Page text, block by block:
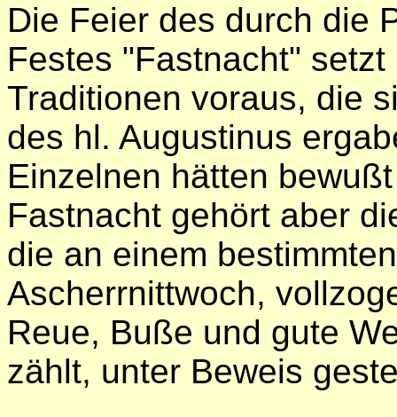
Die Feier des durch die
Festes "Fastnacht"
Traditionen voraus, die
des hl. Augustinus
Einzelnen hätten
Fastnacht gehört aber
die an einem
Ascherrnittwoch,
Reue, Buße und gute
zählt, unter Beweis